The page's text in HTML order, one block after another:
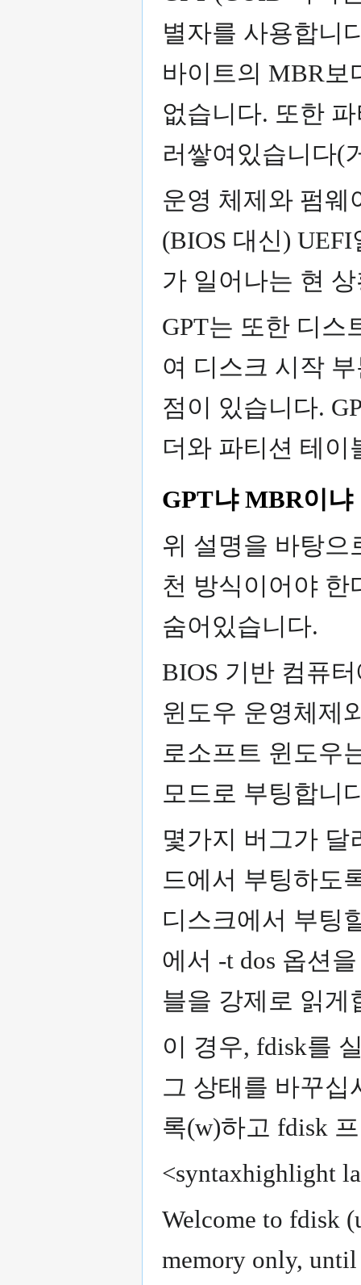
별자를 사용합니
바이트의 MBR보
없습니다. 또한
러쌓여있습니다(
운영 체제와 펌웨
(BIOS 대신)
가 일어나는 현
GPT는 또한 디스
여 디스크 시작
점이 있습니다.
더와 파티션 테이
GPT냐 MBR이냐
위 설명을 바탕으
천 방식이어야 한
숨어있습니다.
BIOS 기반 컴퓨
윈도우 운영체제
로소프트 윈도우
모드로 부팅합니
몇가지 버그가 달
드에서 부팅하도
디스크에서 부팅
에서 -t dos 옵션
블을 강제로 읽게
이 경우, fdisk를
그 상태를 바꾸십
록(w)하고 fdisk
<syntaxhighlight
Welcome to fdisk
memory only,